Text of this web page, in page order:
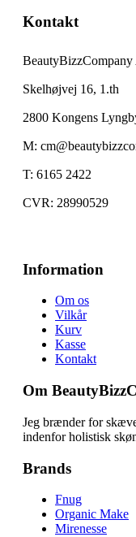
Kontakt
BeautyBizzCompany
Skelhøjvej 16, 1.th
2800 Kongens
M:
T: 6165 2422
CVR: 28990529
Information
Om os
Vilkår
Kurv
Kasse
Kontakt
Om
Jeg brænder for
indenfor holistisk
Brands
Fnug
Organic Make
Mirenesse